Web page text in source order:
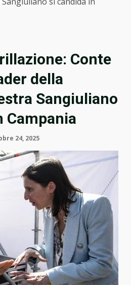
Conte
della
Sangiuliano
Campania
24, 2025